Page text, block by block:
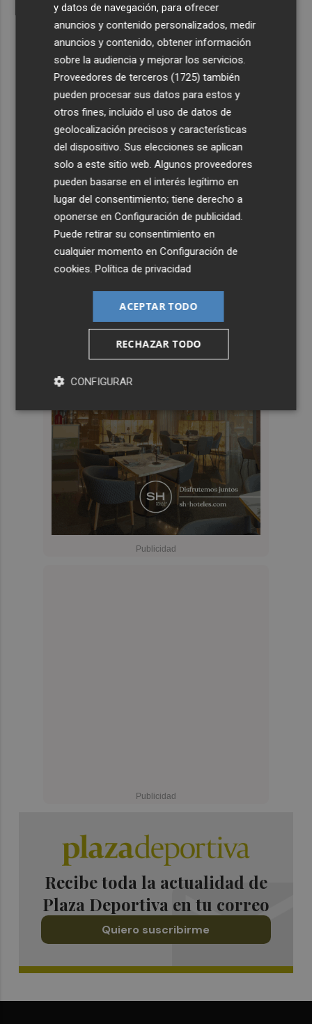
Recibe toda la actualidad de
Plaza Deportiva en tu correo
Quiero suscribirme
y datos de navegación, para ofrecer
anuncios y contenido personalizados, medir
anuncios y contenido, obtener información
sobre la audiencia y mejorar los servicios.
Proveedores de terceros (1725) también
pueden procesar sus datos para estos y
otros fines, incluido el uso de datos de
geolocalización precisos y características
del dispositivo. Sus elecciones se aplican
solo a este sitio web. Algunos proveedores
pueden basarse en el interés legítimo en
lugar del consentimiento; tiene derecho a
oponerse enConfiguración de publicidad.
Puede retirar su consentimiento en
cualquier momento enConfiguración de
cookies.Política de privacidad
ACEPTAR TODO
RECHAZAR TODO
CONFIGURAR